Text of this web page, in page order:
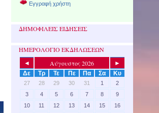
Εγγραφή χρήστη
ΔΗΜΟΦΙΛΕΙΣ ΕΙΔΗΣΕΙΣ
ΗΜΕΡΟΛΟΓΙΟ ΕΚΔΗΛΩΣΕΩΝ
◄ Αύγουστος 2026
►
Δε
Τρ Τε Πε Πα Σα Κυ
27 28 29 30 31 1
2
3
4 5 6 7 8
9
10
11 12 13 14 15
16